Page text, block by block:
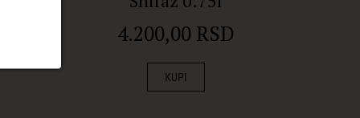
4.200,00 RSD
KUPI